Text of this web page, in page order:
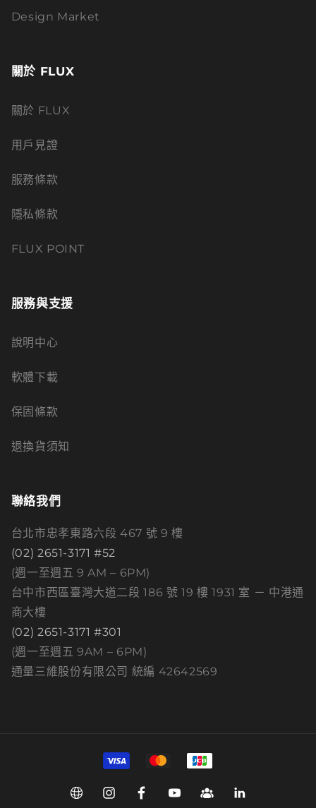
Design Market
關於 FLUX
關於 FLUX
用戶見證
服務條款
隱私條款
FLUX POINT
服務與支援
說明中心
軟體下載
保固條款
退換貨須知
聯絡我們
台北市忠孝東路六段 467 號 9 樓
(02) 2651-3171 #52
(週一至週五 9 AM – 6PM)
台中市西區臺灣大道二段 186 號 19 樓 1931 室 － 中港通
商大樓
(02) 2651-3171 #301
(週一至週五 9AM – 6PM)
通量三維股份有限公司 統編 42642569
Web InstagramFacebookYouTubeGroup Linkedin